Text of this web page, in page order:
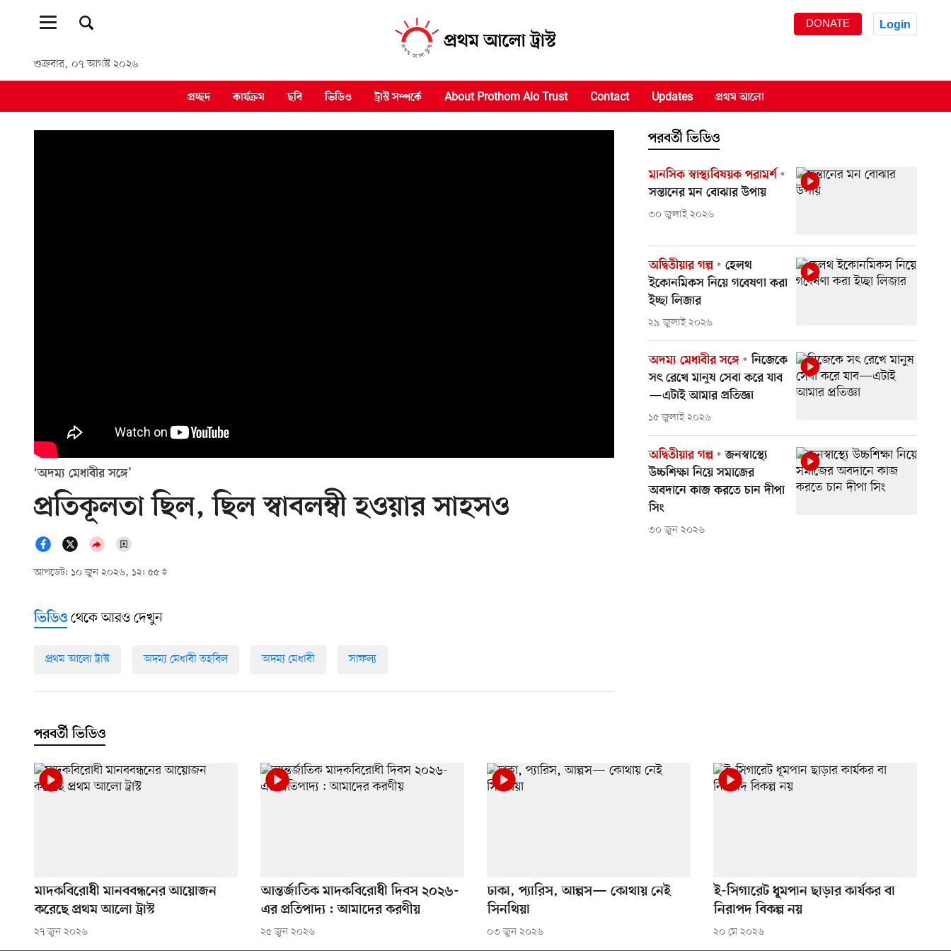
শুক্রবার, ০৭ আগস্ট ২০২৬
DONATE Login
প্রচ্ছদ কার্যক্রম ছবি ভিডিও ট্রাস্ট সম্পর্কে About Prothom Alo Trust Contact Updates প্রথম আলো
‘অদম্য মেধাবীর সঙ্গে’
প্রতিকূলতা ছিল, ছিল স্বাবলম্বী হওয়ার সাহসও
আপডেট: ১০ জুন ২০২৬, ১২: ৫৫
পরবর্তী ভিডিও
মানসিক স্বাস্থ্যবিষয়ক পরামর্শ
সন্তানের মন বোঝার উপায়
৩০ জুলাই ২০২৬
অদ্বিতীয়ার গল্প
হেলথ
ইকোনমিকস নিয়ে গবেষণা করা
ইচ্ছা লিজার
২৯ জুলাই ২০২৬
অদম্য মেধাবীর সঙ্গে
নিজেকে
সৎ রেখে মানুষ সেবা করে যাব
—এটাই আমার প্রতিজ্ঞা
১৫ জুলাই ২০২৬
অদ্বিতীয়ার গল্প
জনস্বাস্থ্যে
উচ্চশিক্ষা নিয়ে সমাজের
অবদানে কাজ করতে চান দীপা
সিং
৩০ জুন ২০২৬
ভিডিও থেকে আরও দেখুন
প্রথম আলো ট্রাস্ট অদম্য মেধাবী তহবিল অদম্য মেধাবী সাফল্য
পরবর্তী ভিডিও
মাদকবিরোধী মানববন্ধনের আয়োজন
করেছে প্রথম আলো ট্রাস্ট
২৭ জুন ২০২৬
আন্তর্জাতিক মাদকবিরোধী দিবস ২০২৬-
এর প্রতিপাদ্য : আমাদের করণীয়
২৫ জুন ২০২৬
ঢাকা, প্যারিস, আল্পস— কোথায় নেই
সিনথিয়া
০৩ জুন ২০২৬
ই-সিগারেট ধূমপান ছাড়ার কার্যকর বা
নিরাপদ বিকল্প নয়
২০ মে ২০২৬